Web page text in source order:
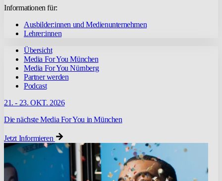
Informationen für:
Ausbilder:innen und Medienunternehmen
Lehrer:innen
Übersicht
Media For You München
Media For You Nürnberg
Partner werden
Podcast
21. - 23. OKT. 2026
Die nächste Media For You in München
Jetzt Informieren